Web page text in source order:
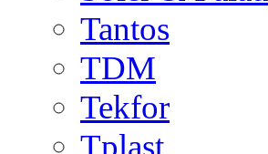
Tantos
TDM
Tekfor
Tplast